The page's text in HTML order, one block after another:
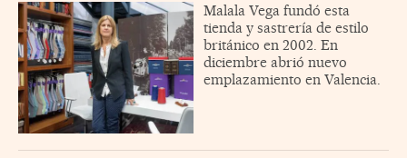
Malala Vega fundó esta
tienda y sastrería de estilo
británico en 2002. En
diciembre abrió nuevo
emplazamiento en Valencia.